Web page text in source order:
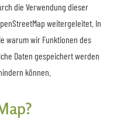
die Verwendung dieser
weitergeleitet. In
warum wir Funktionen des
Daten gespeichert werden
können.